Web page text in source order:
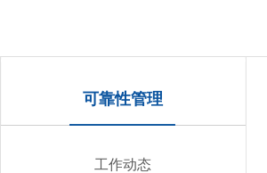
可靠性管理
工作动态